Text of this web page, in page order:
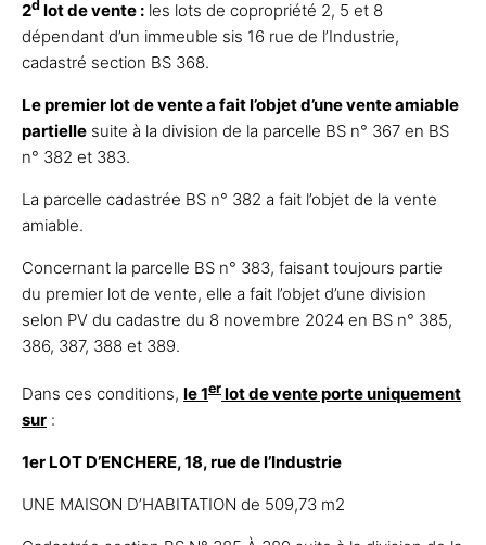
2d lot de vente : les lots de copropriété 2, 5 et 8
dépendant d’un immeuble sis 16 rue de l’Industrie,
cadastré section BS 368.
Le premier lot de vente a fait l’objet d’une vente amiable
partielle suite à la division de la parcelle BS n° 367 en BS
n° 382 et 383.
La parcelle cadastrée BS n° 382 a fait l’objet de la vente
amiable.
Concernant la parcelle BS n° 383, faisant toujours partie
du premier lot de vente, elle a fait l’objet d’une division
selon PV du cadastre du 8 novembre 2024 en BS n° 385,
386, 387, 388 et 389.
Dans ces conditions, le 1er lot de vente porte uniquement
sur :
1er LOT D’ENCHERE, 18, rue de l’Industrie
UNE MAISON D’HABITATION de 509,73 m2